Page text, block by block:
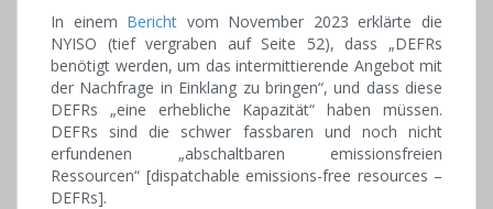
In einem Bericht vom November 2023 erklärte die
NYISO (tief vergraben auf Seite 52), dass „DEFRs
benötigt werden, um das intermittierende Angebot mit
der Nachfrage in Einklang zu bringen“, und dass diese
DEFRs „eine erhebliche Kapazität“ haben müssen.
DEFRs sind die schwer fassbaren und noch nicht
erfundenen „abschaltbaren emissionsfreien
Ressourcen“ [dispatchable emissions-free resources –
DEFRs].